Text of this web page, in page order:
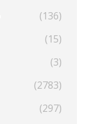
(136)
(15)
(3)
(2783)
(297)